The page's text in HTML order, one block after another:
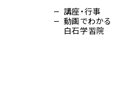
講座・行事
動画でわかる
白石学習院